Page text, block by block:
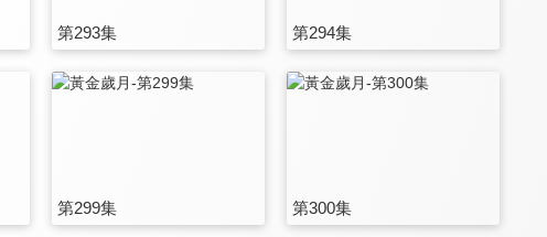
第293集 第294集
第299集 第300集